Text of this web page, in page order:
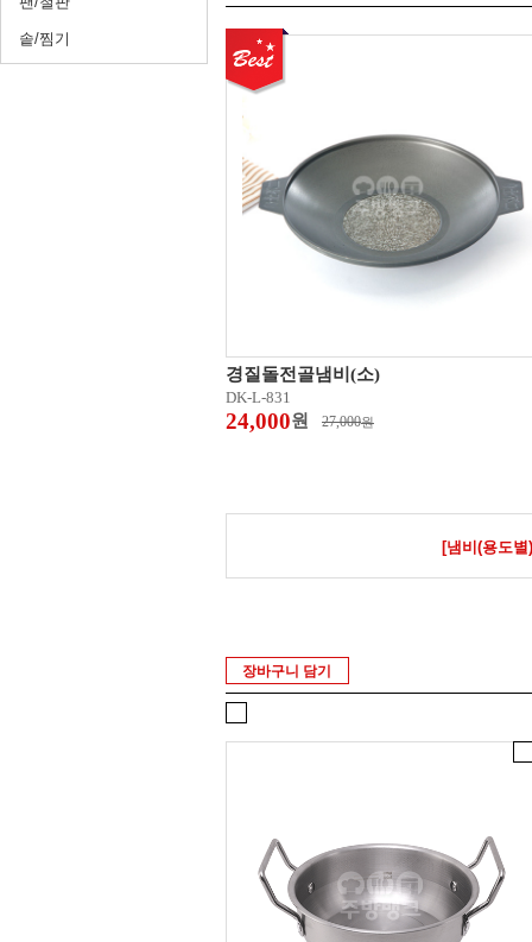
솥/찜기
경질돌전골냄비(소)
DK-L-831
24,000원 27,000원
[냄비(용도별
장바구니 담기